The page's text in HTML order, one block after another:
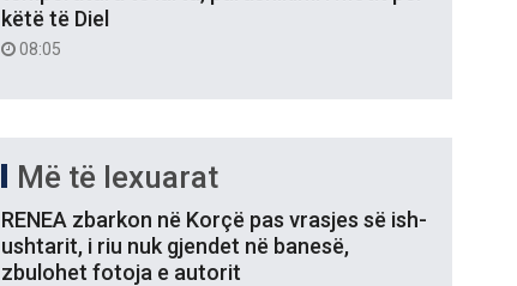
këtë të Diel
08:05
Më të lexuarat
RENEA zbarkon në Korçë pas vrasjes së ish-
ushtarit, i riu nuk gjendet në banesë,
zbulohet fotoja e autorit